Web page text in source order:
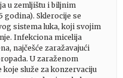
u zemljištu i biljnim
godina). Sklerocije se
sistema luka, koji svojim
Infekciona micelija
najčešće zaražavajući
U zaraženom
služe za konzervaciju